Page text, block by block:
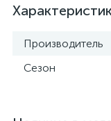
Производитель
Сезон